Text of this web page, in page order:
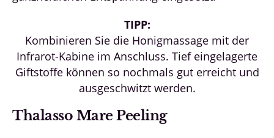
TIPP:
Kombinieren Sie die Honigmassage mit der
Infrarot-Kabine im Anschluss. Tief eingelagerte
Giftstoffe können so nochmals gut erreicht und
ausgeschwitzt werden.
Thalasso Mare Peeling